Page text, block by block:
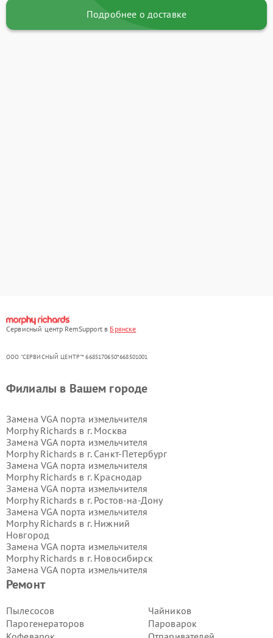
Подробнее о доставке
Сервисный центр RemSupport в Брянске
ООО "СЕРВИСНЫЙ ЦЕНТР"* 6685170650*668501001
Ремонт
Пылесосов
Парогенераторов
Чайников
Пароварок
Филиалы в Вашем городе
Замена VGA порта измельчителя
Morphy Richards в г. Москва
Замена VGA порта измельчителя
Morphy Richards в г. Санкт-Петербург
Замена VGA порта измельчителя
Morphy Richards в г. Краснодар
Замена VGA порта измельчителя
Morphy Richards в г. Ростов-на-Дону
Замена VGA порта измельчителя
Morphy Richards в г. Нижний
Новгород
Замена VGA порта измельчителя
Morphy Richards в г. Новосибирск
Замена VGA порта измельчителя
Morphy Richards в г.
Замена VGA порта измельчителя
Замена VGA порта измельчителя
Morphy Richards в г.